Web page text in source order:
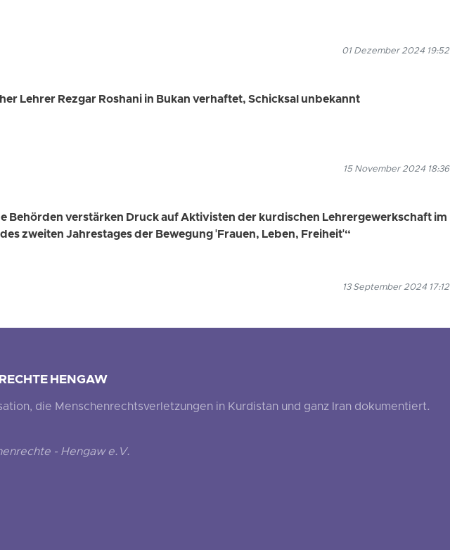
01 Dezember 2024 19:52
Lehrer Rezgar Roshani in Bukan verhaftet, Schicksal unbekannt
15 November 2024 18:36
Behörden verstärken Druck auf Aktivisten der kurdischen Lehrergewerkschaft im
zweiten Jahrestages der Bewegung 'Frauen, Leben, Freiheit'“
13 September 2024 17:12
HENGAW
die Menschenrechtsverletzungen in Kurdistan und ganz Iran dokumentiert.
- Hengaw e.V.